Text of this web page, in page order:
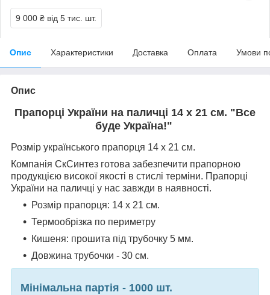
9 000 ₴ від 5 тис. шт.
Опис Характеристики Доставка Оплата Умови
Опис
Прапорці України на паличці 14 х 21 см. "Все
буде Україна!"
Розмір українського прапорця 14 х 21 см.
Компанія СкСинтез готова забезпечити прапорною
продукцією високої якості в стислі терміни. Прапорці
України на паличці у нас завжди в наявності.
Розмір прапорця: 14 х 21 см.
Термообрізка по периметру
Кишеня: прошита під трубочку 5 мм.
Довжина трубочки - 30 см.
Мінімальна партія - 1000 шт.